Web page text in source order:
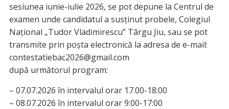
sesiunea iunie-iulie 2026, se pot depune la Centrul de
examen unde candidatul a susținut probele, Colegiul
Național „Tudor Vladimirescu” Târgu Jiu, sau se pot
transmite prin poșta electronică la adresa de e-mail:
contestatiebac2026@gmail.com
după următorul program:
– 07.07.2026 în intervalul orar 17.00-18:00
– 08.07.2026 în intervalul orar 9:00-17:00